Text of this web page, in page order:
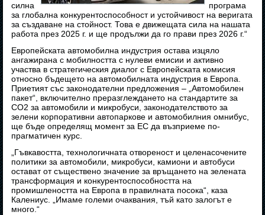
силна
програма
за глобална конкурентоспособност и устойчивост на веригата
за създаване на стойност. Това е движещата сила на нашата
работа през 2025 г. и ще продължи да го прави през 2026 г.“
Европейската автомобилна индустрия остава изцяло
ангажирана с мобилността с нулеви емисии и активно
участва в стратегическия диалог с Европейската комисия
относно бъдещето на автомобилната индустрия в Европа.
Приетият със законодателни предложения – „Автомобилен
пакет“, включително преразглеждането на стандартите за
CO2 за автомобили и микробуси, законодателството за
зелени корпоративни автопаркове и автомобилния омнибус,
ще бъде определящ момент за ЕС да възприеме по-
прагматичен курс.
„Гъвкавостта, технологичната отвореност и целенасочените
политики за автомобили, микробуси, камиони и автобуси
остават от съществено значение за връщането на зелената
трансформация и конкурентоспособността на
промишлеността на Европа в правилната посока“, каза
Калениус. „Имаме големи очаквания, тъй като залогът е
много.“